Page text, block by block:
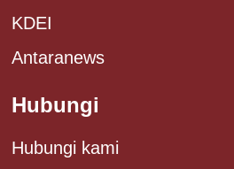
KDEI
Antaranews
Hubungi
Hubungi kami